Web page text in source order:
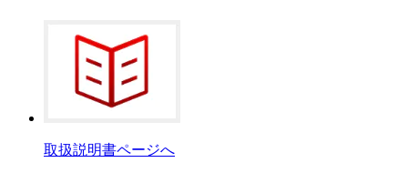
取扱説明書ページへ